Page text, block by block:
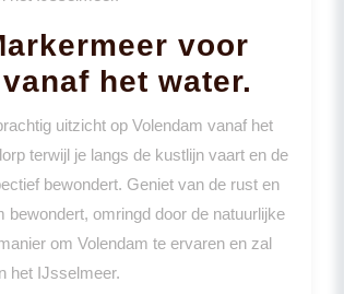
voor
het water.
uitzicht op Volendam vanaf het
terwijl je langs de kustlijn vaart en de
bewondert. Geniet van de rust en
omringd door de natuurlijke
om Volendam te ervaren en zal
het IJsselmeer.